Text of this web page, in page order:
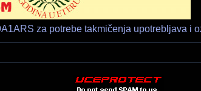
za potrebe takmičenja upotrebljava i